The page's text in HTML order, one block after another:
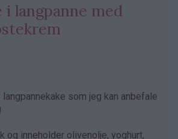
i langpanne med
langpannekake som jeg kan anbefale
og inneholder olivenolje, yoghurt,